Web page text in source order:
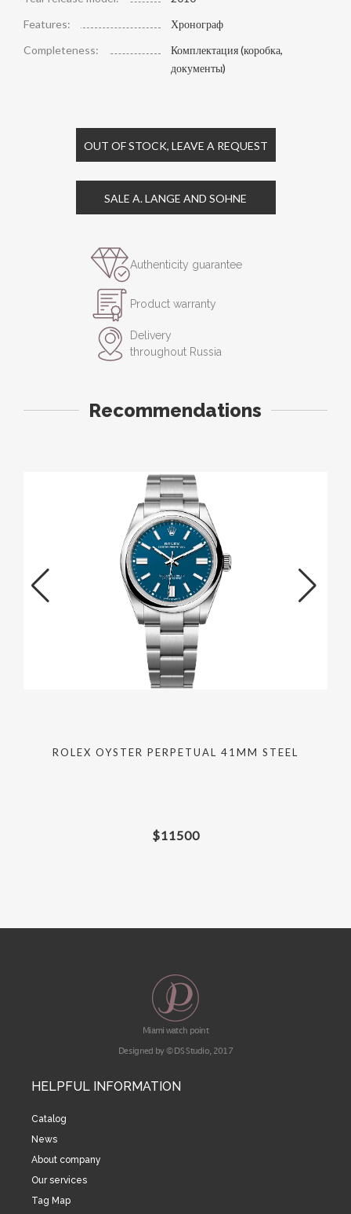
Features:
Хронограф
Completeness:
Комплектация (коробка,
документы)
OUT OF STOCK, LEAVE A REQUEST
SALE A. LANGE AND SOHNE
Authenticity guarantee
Product warranty
Delivery
throughout Russia
Recommendations
ROLEX OYSTER PERPETUAL 41MM STEEL
$11500
Miami watch point
Designed by © DS Studio, 2017
HELPFUL INFORMATION
Catalog
News
About company
Our services
Tag Map